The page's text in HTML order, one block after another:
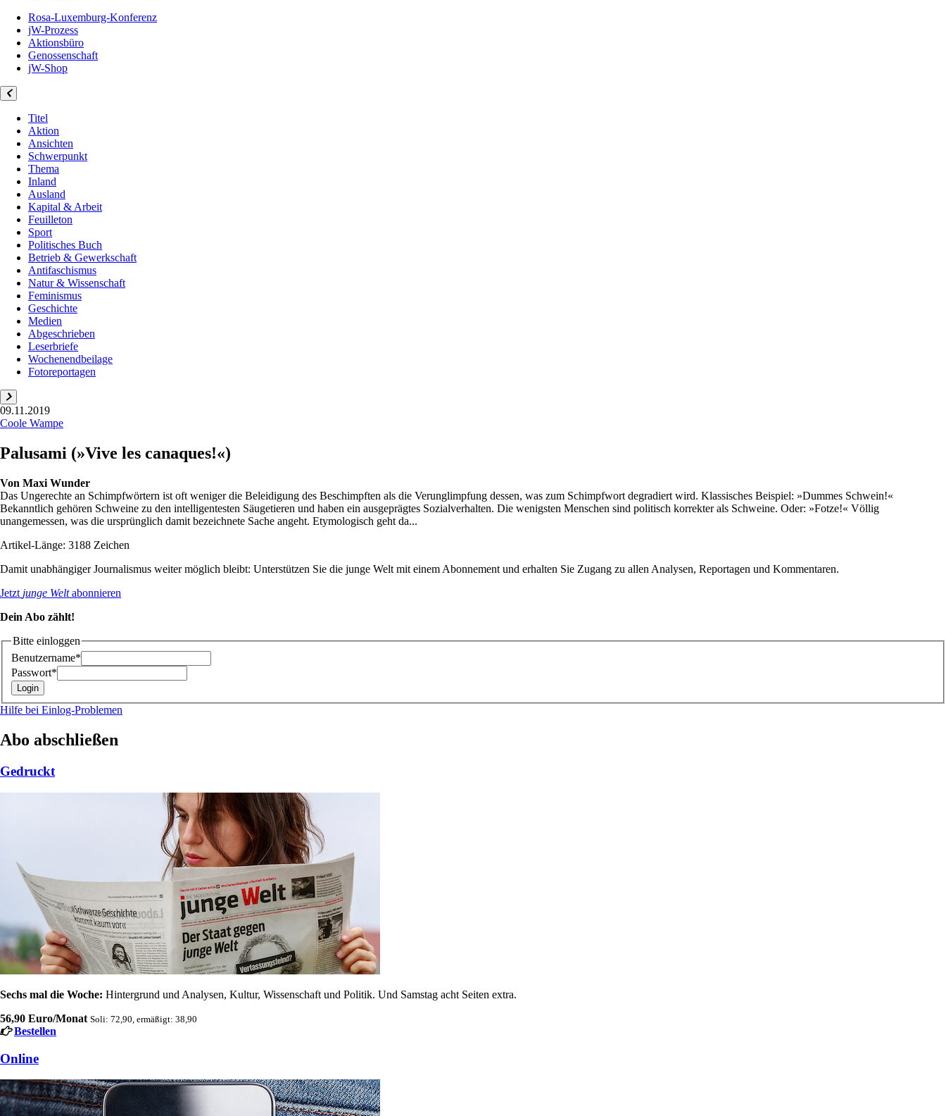
Rosa-Luxemburg-Konferenz
jW-Prozess
Aktionsbüro
Genossenschaft
jW-Shop
Titel
Aktion
Ansichten
Schwerpunkt
Thema
Inland
Ausland
Kapital & Arbeit
Feuilleton
Sport
Politisches Buch
Betrieb & Gewerkschaft
Antifaschismus
Natur & Wissenschaft
Feminismus
Geschichte
Medien
Abgeschrieben
Leserbriefe
Wochenendbeilage
Fotoreportagen
09.11.2019
Coole Wampe
Palusami (»Vive les canaques!«)
Von Maxi Wunder
Das Ungerechte an Schimpfwörtern ist oft weniger die Beleidigung des Beschimpften als die Verunglimpfung dessen, was zum Schimpfwort degradiert wird. Klassisches Beispiel: »Dummes Schwein!«
Bekanntlich gehören Schweine zu den intelligentesten Säugetieren und haben ein ausgeprägtes Sozialverhalten. Die wenigsten Menschen sind politisch korrekter als Schweine. Oder: »Fotze!« Völlig
unangemessen, was die ursprünglich damit bezeichnete Sache angeht. Etymologisch geht da...
Artikel-Länge: 3188 Zeichen
Damit unabhängiger Journalismus weiter möglich bleibt: Unterstützen Sie die junge Welt mit einem Abonnement und erhalten Sie Zugang zu allen Analysen, Reportagen und Kommentaren.
Jetzt junge Weltabonnieren
Dein Abo zählt!
Bitte einloggen
Benutzername*
Passwort*
Hilfe bei Einlog-Problemen
Abo abschließen
Gedruckt
Sechs mal die Woche: Hintergrund und Analysen, Kultur, Wissenschaft und Politik. Und Samstag acht Seiten extra.
56,90 Euro/Monat Soli: 72,90, ermäßigt: 38,90
Bestellen
Online